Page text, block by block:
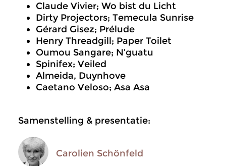
Claude Vivier; Wo bist du Licht
Dirty Projectors; Temecula Sunrise
Gérard Gisez; Prélude
Henry Threadgill; Paper Toilet
Oumou Sangare; N’guatu
Spinifex; Veiled
Almeida, Duynhove
Caetano Veloso; Asa Asa
Samenstelling & presentatie:
Carolien Schönfeld